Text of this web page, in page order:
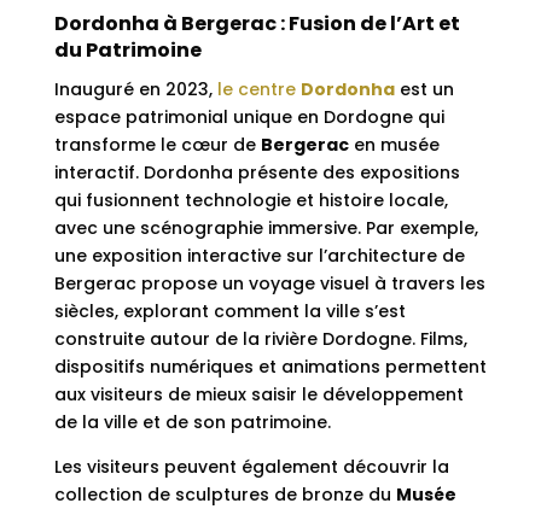
Dordonha à Bergerac : Fusion de l’Art et
du Patrimoine
Inauguré en 2023,le centre Dordonha est un
espace patrimonial unique en Dordogne qui
transforme le cœur de Bergeracen musée
interactif. Dordonha présente des expositions
qui fusionnent technologie et histoire locale,
avec une scénographie immersive. Par exemple,
une exposition interactive sur l’architecture de
Bergerac propose un voyage visuel à travers les
siècles, explorant comment la ville s’est
construite autour de la rivière Dordogne. Films,
dispositifs numériques et animations permettent
aux visiteurs de mieux saisir le développement
de la ville et de son patrimoine.
Les visiteurs peuvent également découvrir la
collection de sculptures de bronze du Musée